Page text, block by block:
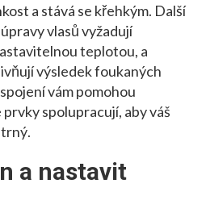
a stává se křehkým. Další
vlasůvyžadují
teplotou, a
výsledekfoukaných
vám pomohou
spolupracují, aby váš
a nastavit